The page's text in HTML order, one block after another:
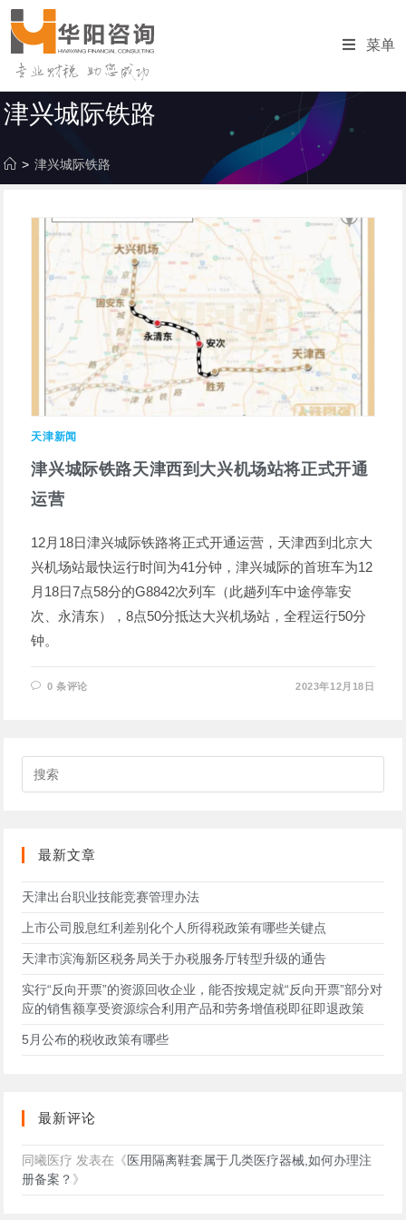
跳
转
至
容
菜单
津兴城际铁路
> 津兴城际铁路
天津新闻
津兴城际铁路天津西到大兴机场站将正式开通
运营
12月18日津兴城际铁路将正式开通运营，天津西到北京大
兴机场站最快运行时间为41分钟，津兴城际的首班车为12
月18日7点58分的G8842次列车（此趟列车中途停靠安
次、永清东），8点50分抵达大兴机场站，全程运行50分
钟。
0 条评论 2023年12月18日
最新文章
天津出台职业技能竞赛管理办法
上市公司股息红利差别化个人所得税政策有哪些关键点
天津市滨海新区税务局关于办税服务厅转型升级的通告
实行“反向开票”的资源回收企业，能否按规定就“反向开票”部分对
应的销售额享受资源综合利用产品和劳务增值税即征即退政策
5月公布的税收政策有哪些
最新评论
同曦医疗 发表在《医用隔离鞋套属于几类医疗器械,如何办理注
册备案？ 》